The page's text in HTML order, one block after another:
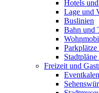
Hotels
Lage und
Buslinien
Bahn und
Parkplätze
Freizeit und